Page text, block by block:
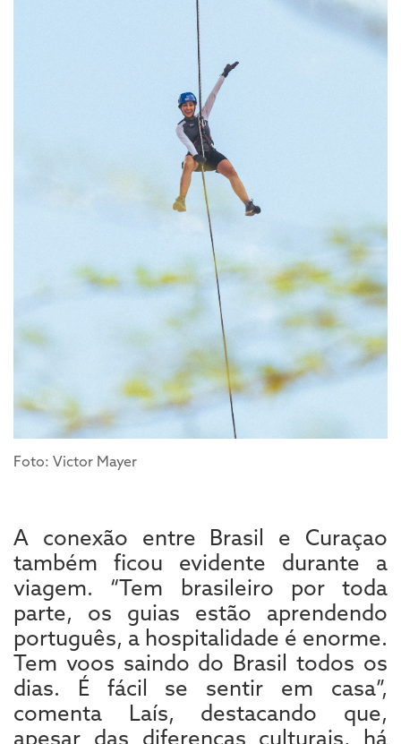
Foto: Victor Mayer
A conexão entre Brasil e Curaçao
também ficou evidente durante a
viagem. “Tem brasileiro por toda
parte, os guias estão aprendendo
português, a hospitalidade é enorme.
Tem voos saindo do Brasil todos os
dias. É fácil se sentir em casa”,
comenta Laís, destacando que,
apesar das diferenças culturais, há